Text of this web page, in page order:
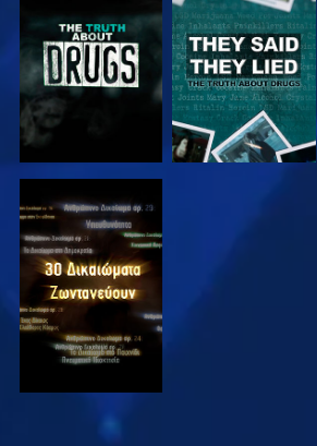
ΠΑΡΑΚΟΛΟΥΘΗΣΤΕ ΠΑΡΑΚΟΛΟΥΘΗΣΤΕ
ΠΑΡΑΚΟΛΟΥΘΗΣΤΕ